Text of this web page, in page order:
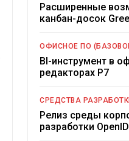
Расширенные
канбан-досок
ОФИСНОЕ ПО
BI-инструмент в
редакторах Р7
СРЕДСТВА
Релиз среды
разработки